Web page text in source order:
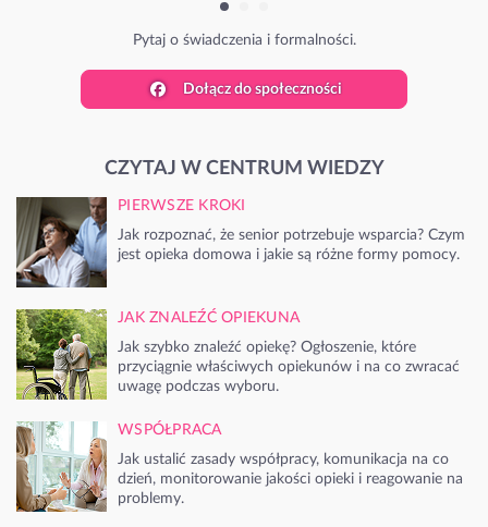
Dołącz do społeczności
CZYTAJ W CENTRUM WIEDZY
PIERWSZE KROKI
Jak rozpoznać, że senior potrzebuje wsparcia? Czym
jest opieka domowa i jakie są różne formy pomocy.
JAK ZNALEŹĆ OPIEKUNA
Jak szybko znaleźć opiekę? Ogłoszenie, które
przyciągnie właściwych opiekunów i na co zwracać
uwagę podczas wyboru.
WSPÓŁPRACA
Jak ustalić zasady współpracy, komunikacja na co
dzień, monitorowanie jakości opieki i reagowanie na
problemy.